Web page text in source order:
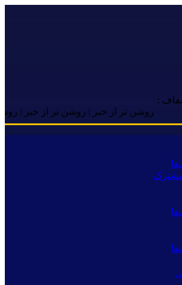
:
روشن تر از خبر | روشن تر از خبر | روشن تر
مشترک